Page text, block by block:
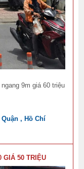
9m giá 60 triệu
Quận , Hồ Chí
GIÁ 50 TRIỆU